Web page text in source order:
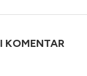
KOMENTAR